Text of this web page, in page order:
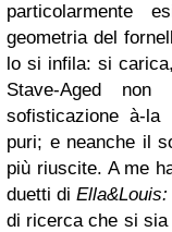
particolarmente
geometria del
lo si infila: si
Stave-Aged non
sofisticazione à-la
puri; e neanche il
più riuscite. A me
duetti di Ella&Louis:
di ricerca che si sia